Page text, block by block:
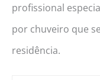
profissional
por chuveiro que
residência.